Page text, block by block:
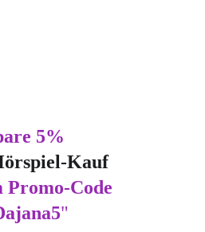
5%
Kauf
Promo-Code
"